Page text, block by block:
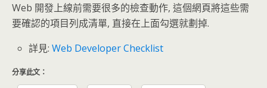
Web 開發上線前需要很多的檢查動作, 這個網頁將這些需
要確認的項目列成清單, 直接在上面勾選就劃掉.
詳見:Web Developer Checklist
分享此文：